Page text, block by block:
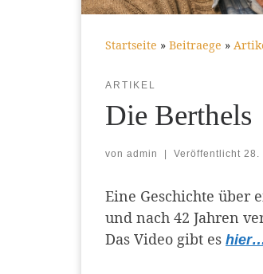
Startseite » Beitraege »
ARTIKEL
Die Berthels
von admin Veröffentlicht 28.
Eine Geschichte über
und nach 42 Jahren
Das Video gibt es